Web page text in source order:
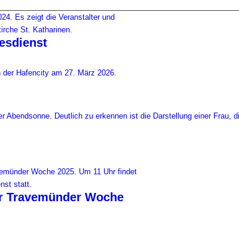
Woche